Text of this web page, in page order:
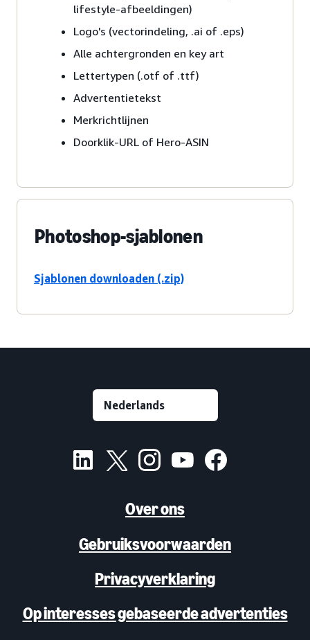
lifestyle-afbeeldingen)
Logo's (vectorindeling, .ai of .eps)
Alle achtergronden en key art
Lettertypen (.otf of .ttf)
Advertentietekst
Merkrichtlijnen
Doorklik-URL of Hero-ASIN
Photoshop-sjablonen
Sjablonen downloaden (.zip)
Over ons
Gebruiksvoorwaarden
Privacyverklaring
Op interesses gebaseerde advertenties